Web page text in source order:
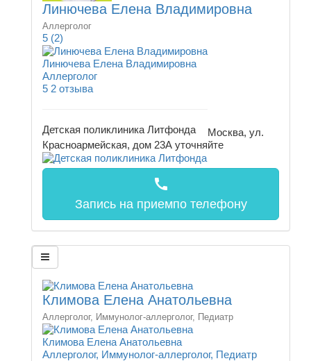
Линючева Елена Владимировна
Аллерголог
5 (2)
Линючева Елена Владимировна
Аллерголог
5 2 отзыва
Детская поликлиника Литфонда
Москва, ул.
Красноармейская, дом 23А уточняйте
call
Запись на приемпо телефону
Климова Елена Анатольевна
Аллерголог, Иммунолог-аллерголог, Педиатр
Климова Елена Анатольевна
Аллерголог, Иммунолог-аллерголог, Педиатр